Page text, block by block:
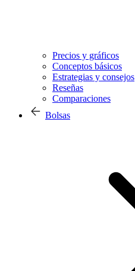
Precios y gráficos
Conceptos básicos
Estrategias y consejos
Reseñas
Comparaciones
Bolsas